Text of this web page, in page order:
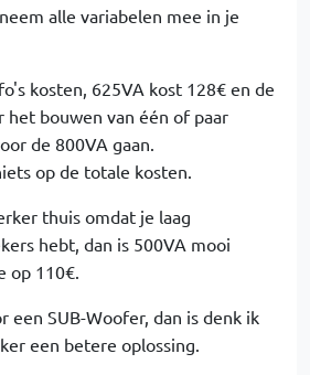
alle variabelen mee in je
kosten, 625VA kost 128€ en de
het bouwen van één of paar
de 800VA gaan.
op de totale kosten.
thuis omdat je laag
hebt, dan is 500VA mooi
op 110€.
een SUB-Woofer, dan is denk ik
een betere oplossing.